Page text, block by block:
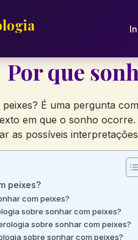
Por que
É uma pergunta
em que o sonho
as possíveis
peixes?
com peixes?
sobre sonhar com peixes?
sobre sonhar com peixes?
sobre sonhar com peixes?